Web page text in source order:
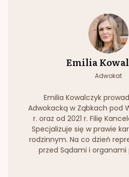
Emilia
Adwokat
Emilia Kowalczyk
Adwokacką w Ząbkach pod
r. oraz od 2021 r. Filię
Specjalizuje się w prawie
rodzinnym. Na co dzień
przed Sądami i